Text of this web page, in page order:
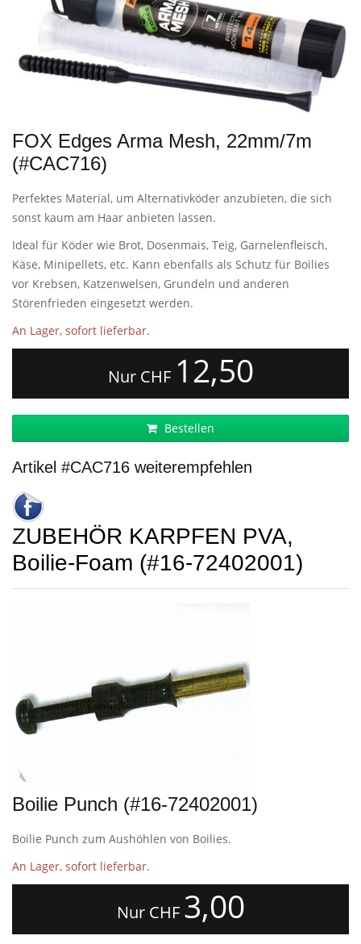
FOX Edges Arma Mesh, 22mm/7m
(#CAC716)
Perfektes Material, um Alternativköder anzubieten, die sich
sonst kaum am Haar anbieten lassen.
Ideal für Köder wie Brot, Dosenmais, Teig, Garnelenfleisch,
Käse, Minipellets, etc. Kann ebenfalls als Schutz für Boilies
vor Krebsen, Katzenwelsen, Grundeln und anderen
Störenfrieden eingesetzt werden.
An Lager, sofort lieferbar.
Nur CHF 12,50
Bestellen
Artikel #CAC716 weiterempfehlen
ZUBEHÖR KARPFEN PVA,
Boilie-Foam (#16-72402001)
Boilie Punch (#16-72402001)
Boilie Punch zum Aushöhlen von Boilies.
An Lager, sofort lieferbar.
Nur CHF 3,00